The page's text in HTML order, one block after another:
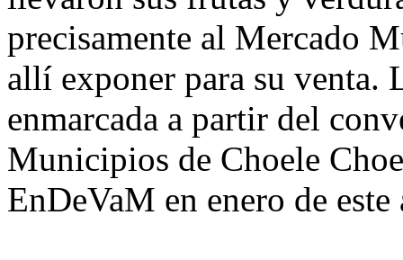
precisamente al Mercado
allí exponer para su venta.
enmarcada a partir del
Municipios de Choele
EnDeVaM en enero de este